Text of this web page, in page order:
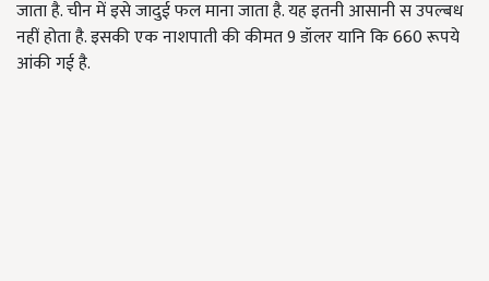
जाता है. चीन में इसे जादुई फल माना जाता है. यह इतनी आसानी स उपल्बध
नहीं होता है. इसकी एक नाशपाती की कीमत 9 डॉलर यानि कि 660 रूपये
आंकी गई है.